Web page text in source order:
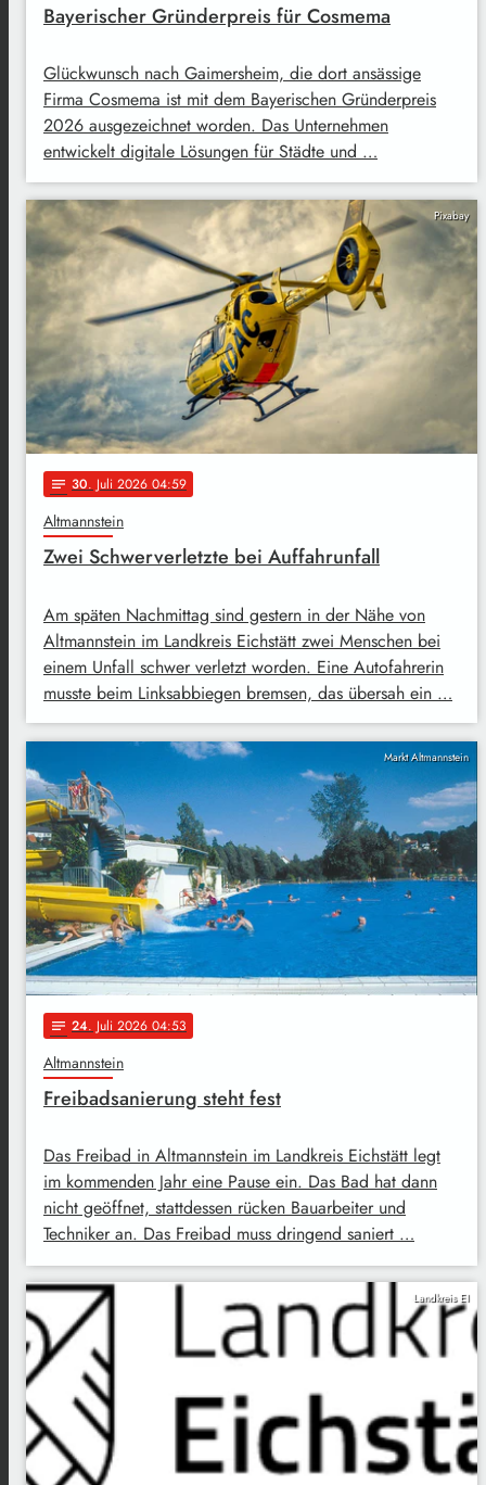
Bayerischer Gründerpreis für Cosmema
Glückwunsch nach Gaimersheim, die dort ansässige
Firma Cosmema ist mit dem Bayerischen Gründerpreis
2026 ausgezeichnet worden. Das Unternehmen
entwickelt digitale Lösungen für Städte und …
Pixabay
notes 30. Juli 2026 04:59
Altmannstein
Zwei Schwerverletzte bei Auffahrunfall
Am späten Nachmittag sind gestern in der Nähe von
Altmannstein im Landkreis Eichstätt zwei Menschen bei
einem Unfall schwer verletzt worden. Eine Autofahrerin
musste beim Linksabbiegen bremsen, das übersah ein …
Markt Altmannstein
notes 24. Juli 2026 04:53
Altmannstein
Freibadsanierung steht fest
Das Freibad in Altmannstein im Landkreis Eichstätt legt
im kommenden Jahr eine Pause ein. Das Bad hat dann
nicht geöffnet, stattdessen rücken Bauarbeiter und
Techniker an. Das Freibad muss dringend saniert …
Landkreis EI